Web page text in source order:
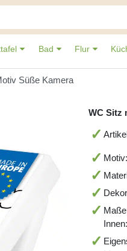
Bad Flur
Süße Kamera
WC Sitz